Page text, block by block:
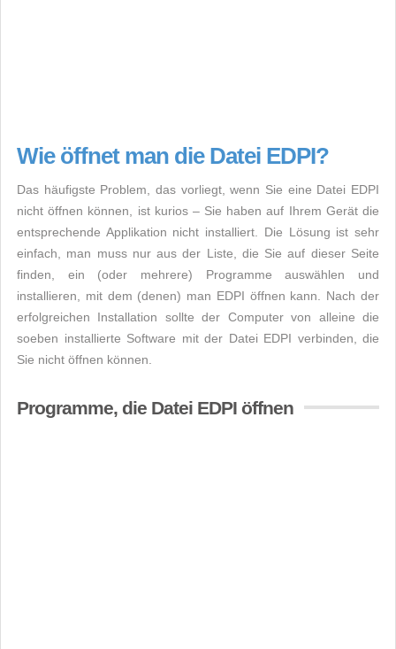
Wie öffnet man die Datei EDPI?
Das häufigste Problem, das vorliegt, wenn Sie eine Datei EDPI
nicht öffnen können, ist kurios – Sie haben auf Ihrem Gerät die
entsprechende Applikation nicht installiert. Die Lösung ist sehr
einfach, man muss nur aus der Liste, die Sie auf dieser Seite
finden, ein (oder mehrere) Programme auswählen und
installieren, mit dem (denen) man EDPI öffnen kann. Nach der
erfolgreichen Installation sollte der Computer von alleine die
soeben installierte Software mit der Datei EDPI verbinden, die
Sie nicht öffnen können.
Programme, die Datei EDPI öffnen